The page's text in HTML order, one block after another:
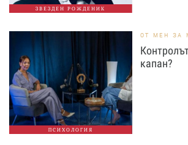
ЗВЕЗДЕН РОЖДЕНИК
ПСИХОЛОГИЯ
ОТ МЕН ЗА
капан?